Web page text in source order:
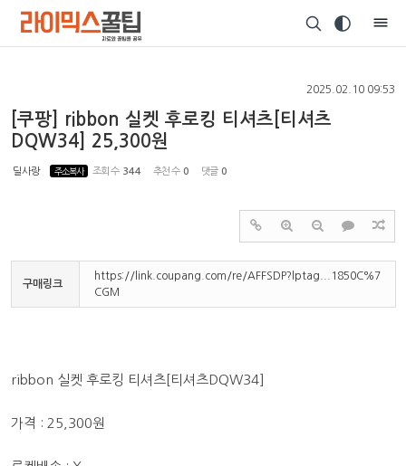
2025.02.10 09:53
[쿠팡] ribbon 실켓 후로킹 티셔츠[티셔츠
DQW34] 25,300원
딜사랑 주소복사 조회 수 344 추천 수 0 댓글 0
구매링크
https://link.coupang.com/re/AFFSDP?lptag...1850C%7
CGM
ribbon 실켓 후로킹 티셔츠[티셔츠DQW34]
가격 : 25,300원
Sketchbook5, 스케치북5
Sketchbook5, 스케치북5